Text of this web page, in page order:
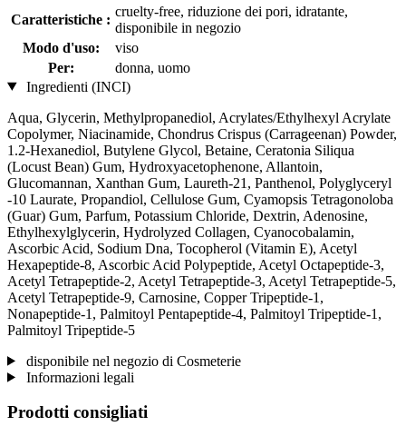
Caratteristiche :
cruelty-free, riduzione dei pori, idratante,
disponibile in negozio
Modo d'uso:
viso
Per:
donna, uomo
Ingredienti (INCI)
Aqua, Glycerin, Methylpropanediol, Acrylates/Ethylhexyl Acrylate
Copolymer, Niacinamide, Chondrus Crispus (Carrageenan) Powder,
1.2-Hexanediol, Butylene Glycol, Betaine, Ceratonia Siliqua
(Locust Bean) Gum, Hydroxyacetophenone, Allantoin,
Glucomannan, Xanthan Gum, Laureth-21, Panthenol, Polyglyceryl
-10 Laurate, Propandiol, Cellulose Gum, Cyamopsis Tetragonoloba
(Guar) Gum, Parfum, Potassium Chloride, Dextrin, Adenosine,
Ethylhexylglycerin, Hydrolyzed Collagen, Cyanocobalamin,
Ascorbic Acid, Sodium Dna, Tocopherol (Vitamin E), Acetyl
Hexapeptide-8, Ascorbic Acid Polypeptide, Acetyl Octapeptide-3,
Acetyl Tetrapeptide-2, Acetyl Tetrapeptide-3, Acetyl Tetrapeptide-5,
Acetyl Tetrapeptide-9, Carnosine, Copper Tripeptide-1,
Nonapeptide-1, Palmitoyl Pentapeptide-4, Palmitoyl Tripeptide-1,
Palmitoyl Tripeptide-5
disponibile nel negozio di Cosmeterie
Informazioni legali
Prodotti consigliati